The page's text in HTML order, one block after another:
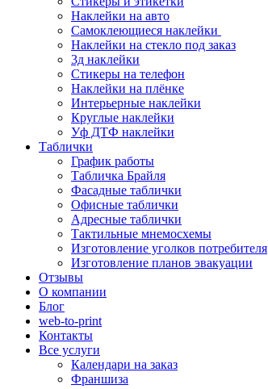
Наклейки на авто
Самоклеющиеся наклейки
Наклейки на стекло под заказ
3д наклейки
Cтикеры на телефон
Наклейки на плёнке
Интерьерные наклейки
Круглые наклейки
Уф ДТФ наклейки
Таблички
График работы
Табличка Брайля
Фасадные таблички
Офисные таблички
Адресные таблички
Тактильные мнемосхемы
Изготовление уголков потребителя
Изготовление планов эвакуации
Отзывы
О компании
Блог
web-to-print
Контакты
Все услуги
Календари на заказ
Франшиза